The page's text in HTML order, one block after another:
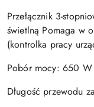
Przełącznik 3-
świetlną Pomaga w
(kontrolka pracy
Pobór mocy: 650 W
Długość przewodu